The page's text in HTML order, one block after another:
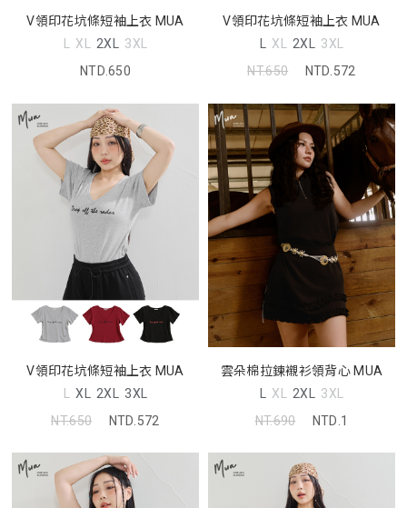
V領印花坑條短袖上衣 MUA
L XL 2XL 3XL
NTD.650
V領印花坑條短袖上衣 MUA
L XL 2XL 3XL
NT.650
NTD.572
V領印花坑條短袖上衣 MUA
L XL 2XL 3XL
NT.650
NTD.572
雲朵棉拉鍊襯衫領背心 MUA
L XL 2XL 3XL
NT.690
NTD.1